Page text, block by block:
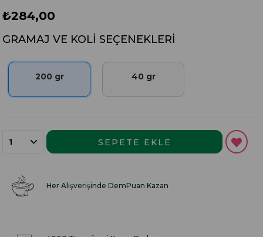
₺284,00
GRAMAJ VE KOLI SEÇENEKLERI
200 gr 40 gr
Her Alışverişinde DemPuan Kazan